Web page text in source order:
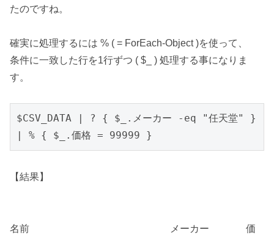
たのですね。
確実に処理するには % ( = ForEach-Object )を使って、
条件に一致した行を1行ずつ ( $_ ) 処理する事になりま
す。
$CSV_DATA | ? { $_.メーカー -eq "任天堂" }
| % { $_.価格 = 99999 }
【結果】
名前 メーカー 価